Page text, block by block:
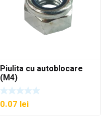
Piulita cu autoblocare
(M4)
0.07 lei